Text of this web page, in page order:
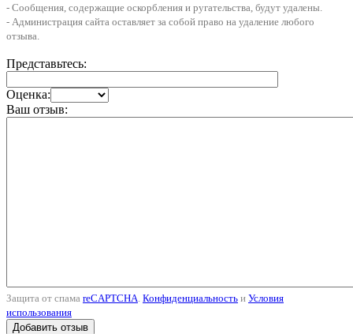
- Сообщения, содержащие оскорбления и ругательства, будут удалены.
- Администрация сайта оставляет за собой право на удаление любого
отзыва.
Представьтесь:
Оценка:
Ваш отзыв:
Защита от спама reCAPTCHA Конфиденциальность и Условия
использования